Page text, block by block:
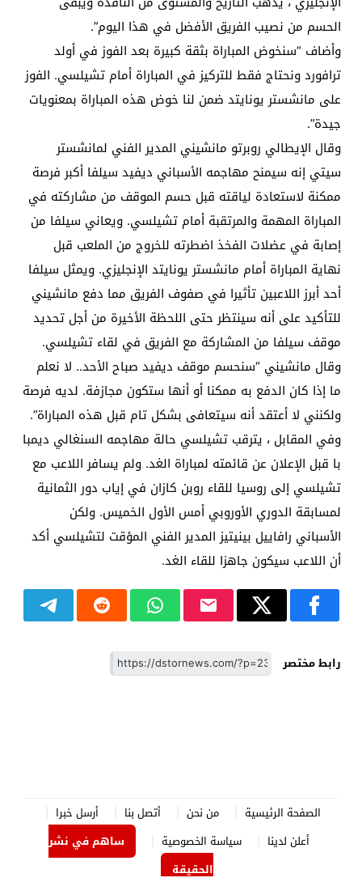
الحسم من نصيب الفريق الأفضل في هذا اليوم”.
وأضاف “سنخوض المباراة بثقة كبيرة بعد الفوز في أولد
ترافورد ونحتاج فقط للتركيز في المباراة أمام تشيلسي. الفوز
على مانشستر يونايتد ضمن لنا خوض هذه المباراة بمعنويات
جيدة”.
وقال الإيطالي روبرتو مانشيني المدير الفني لمانشستر
سيتي إنه سيمنح مهاجمه الأسباني ديفيد سيلفا أكبر فرصة
ممكنة لاستعادة لياقته قبل حسم الموقف من مشاركته في
المباراة المهمة والمرتقبة أمام تشيلسي. ويعاني سيلفا من
إصابة في عضلات الفخذ اضطرته للخروج من الملعب قبل
نهاية المباراة أمام مانشستر يونايتد الإنجليزي. ويمثل سيلفا
أحد أبرز اللاعبين تأثيرا في صفوف الفريق مما دفع مانشيني
للتأكيد على أنه سينتظر حتى اللحظة الأخيرة من أجل تحديد
موقف سيلفا من المشاركة مع الفريق في لقاء تشيلسي.
وقال مانشيني “سنحسم موقف ديفيد صباح الأحد.. لا نعلم
ما إذا كان الدفع به ممكنا أو أنها ستكون مجازفة. لديه فرصة
ولكنني لا أعتقد أنه سيتعافى بشكل تام قبل هذه المباراة”.
وفي المقابل ، يترقب تشيلسي حالة مهاجمه السنغالي ديمبا
با قبل الإعلان عن قائمته لمباراة الغد. ولم يسافر اللاعب مع
تشيلسي إلى روسيا للقاء روبن كازان في إياب دور الثمانية
لمسابقة الدوري الأوروبي أمس الأول الخميس. ولكن
الأسباني رافاييل بينيتيز المدير الفني المؤقت لتشيلسي أكد
أن اللاعب سيكون جاهزا للقاء الغد.
رابط مختصر
الصفحة الرئيسية من نحن أتصل بنا
أرسل خبرا
أعلن لدينا
سياسة الخصوصية
ساهم في نشر
الحقيقة